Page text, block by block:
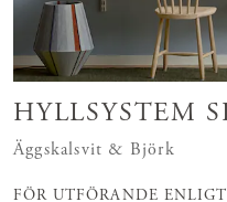
HYLLSYSTEM
Äggskalsvit & Björk
FÖR UTFÖRANDE